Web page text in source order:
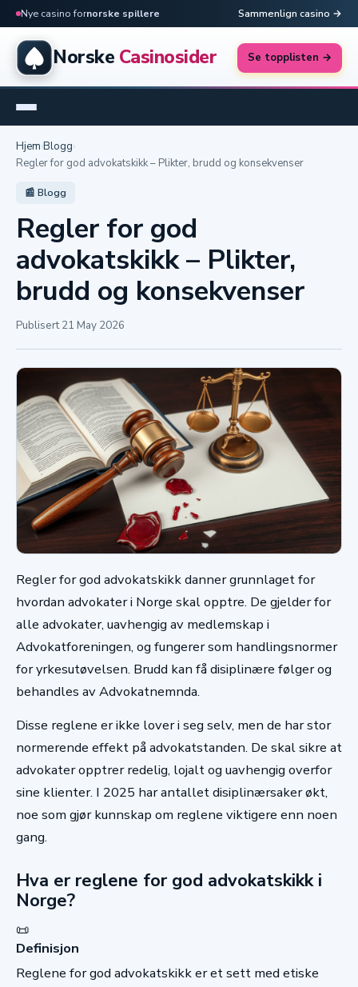
Nye casino fornorske spillere Sammenlign casino →
Norske Casinosider Se topplisten →
Hjem›Blogg›
Regler for god advokatskikk – Plikter, brudd og konsekvenser
📰 Blogg
Regler for god
advokatskikk – Plikter,
brudd og konsekvenser
Publisert 21 May 2026
Regler for god advokatskikk danner grunnlaget for
hvordan advokater i Norge skal opptre. De gjelder for
alle advokater, uavhengig av medlemskap i
Advokatforeningen, og fungerer som handlingsnormer
for yrkesutøvelsen. Brudd kan få disiplinære følger og
behandles av Advokatnemnda.
Disse reglene er ikke lover i seg selv, men de har stor
normerende effekt på advokatstanden. De skal sikre at
advokater opptrer redelig, lojalt og uavhengig overfor
sine klienter. I 2025 har antallet disiplinærsaker økt,
noe som gjør kunnskap om reglene viktigere enn noen
gang.
Hva er reglene for god advokatskikk i
Norge?
📜
Definisjon
Reglene for god advokatskikk er et sett med etiske